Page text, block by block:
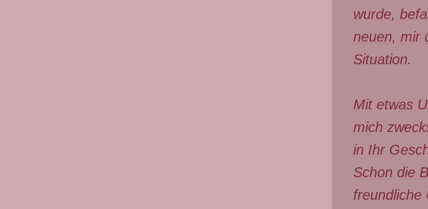
wurde,
neuen, mir
Situation.
Mit etwas
mich
in Ihr
Schon die
freundliche